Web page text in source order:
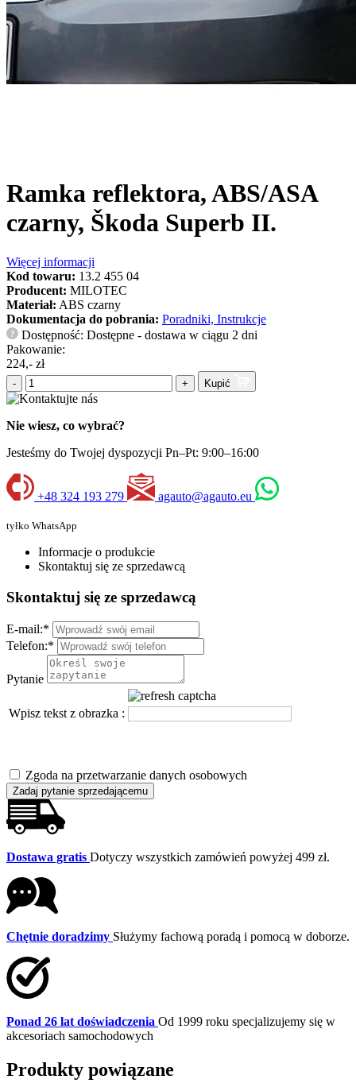
Ramka reflektora, ABS/ASA
czarny, Škoda Superb II.
Więcej informacji
Kod towaru: 13.2 455 04
Producent: MILOTEC
Materiał: ABS czarny
Dokumentacja do pobrania: Poradniki, Instrukcje
?
Dostępność: Dostępne - dostawa w ciągu 2 dni
Pakowanie:
224,- zł
- + Kupić
Nie wiesz, co wybrać?
Jesteśmy do Twojej dyspozycji Pn–Pt: 9:00–16:00
+48 324 193 279 agauto@agauto.eu
tyłko WhatsApp
Informacje o produkcie
Skontaktuj się ze sprzedawcą
Skontaktuj się ze sprzedawcą
E-mail:*
Telefon:*
Pytanie
Wpisz tekst z obrazka :
Zgoda na przetwarzanie danych osobowych
Zadaj pytanie sprzedającemu
Dostawa gratis Dotyczy wszystkich zamówień powyżej 499 zł.
Chętnie doradzimy Służymy fachową poradą i pomocą w doborze.
Ponad 26 lat doświadczenia Od 1999 roku specjalizujemy się w
akcesoriach samochodowych
Produkty powiązane